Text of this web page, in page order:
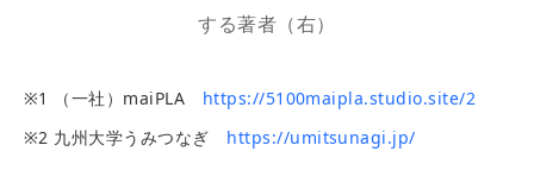
する著者（右）
※1 （一社）maiPLA https://5100maipla.studio.site/2
※2 九州大学うみつなぎ https://umitsunagi.jp/